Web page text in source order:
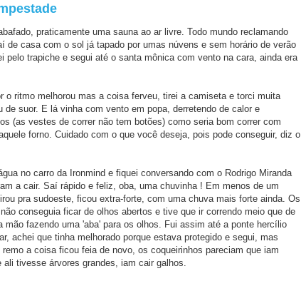
praticamente uma sauna ao ar livre. Todo mundo reclamando
de casa com o sol já tapado por umas núvens e sem horário de verão
pelo trapiche e segui até o santa mônica com vento na cara, ainda era
o ritmo melhorou mas a coisa ferveu, tirei a camiseta e torci muita
de suor. E lá vinha com vento em popa, derretendo de calor e
(as vestes de correr não tem botões) como seria bom correr com
forno. Cuidado com o que você deseja, pois pode conseguir, diz o
no carro da Ironmind e fiquei conversando com o Rodrigo Miranda
a cair. Saí rápido e feliz, oba, uma chuvinha ! Em menos de um
pra sudoeste, ficou extra-forte, com uma chuva mais forte ainda. Os
conseguia ficar de olhos abertos e tive que ir correndo meio que de
mão fazendo uma 'aba' para os olhos. Fui assim até a ponte hercílio
achei que tinha melhorado porque estava protegido e segui, mas
a coisa ficou feia de novo, os coqueirinhos pareciam que iam
tivesse árvores grandes, iam cair galhos.